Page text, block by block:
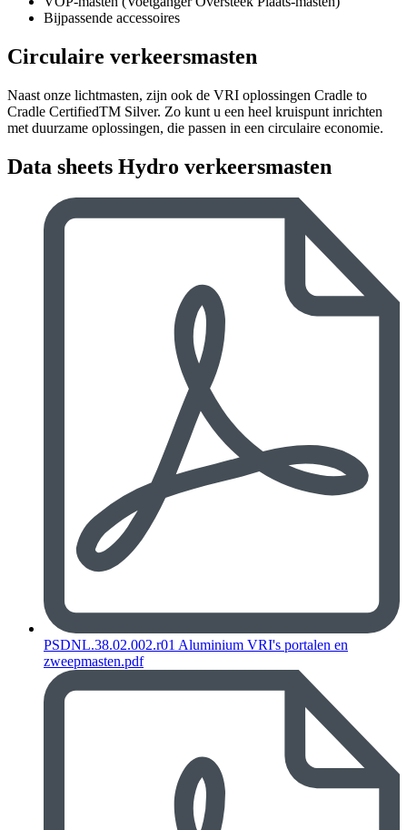
Bijpassende accessoires
Circulaire verkeersmasten
Naast onze lichtmasten, zijn ook de VRI oplossingen Cradle to
Cradle CertifiedTM Silver. Zo kunt u een heel kruispunt inrichten
met duurzame oplossingen, die passen in een circulaire economie.
Data sheets Hydro verkeersmasten
PSDNL.38.02.002.r01 Aluminium VRI's portalen en
zweepmasten.pdf